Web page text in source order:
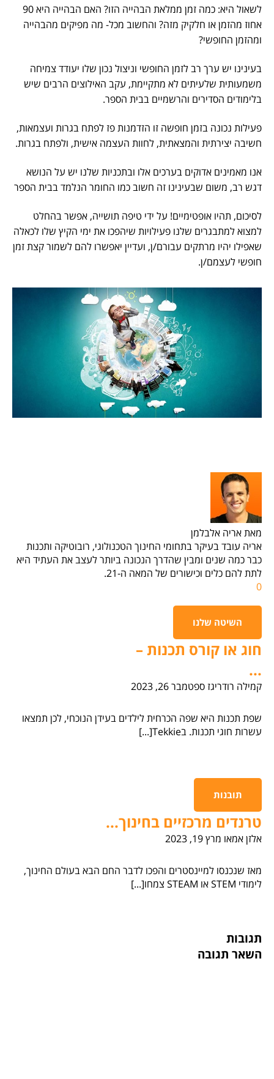
לשאול היא: כמה זמן ממלאת הבהייה הזו? האם הבהייה היא 90
אחוז מהזמן או חלקיק מזה? והחשוב מכל- מה מפיקים מהבהייה
ומהזמן החופשי?
בעינינו יש ערך רב לזמן החופשי וניצול נכון שלו יעודד צמיחה
משמעותית שלעיתים לא מתקיימת, עקב האילוצים הרבים שיש
בלימודים הסדירים והרשמיים בבית הספר.
פעילות נכונה בזמן חופשה זו הזדמנות פז לפתח בגרות ועצמאות,
חשיבה יצירתית והמצאתית, לחוות העצמה אישית, ולפתח בגרות.
אנו מאמינים אדוקים בערכים אלו ובתכניות שלנו יש על הנושא
דגש רב, משום שבעינינו זה חשוב כמו החומר הנלמד בבית הספר
לסיכום, תהיו אופטימיים! על ידי טיפה תושייה, אפשר בהחלט
למצוא למתבגרים שלנו פעילויות שיהפכו את ימי הקיץ שלו לכאלה
שאפילו יהיו מרתקים עבורם/ן, ועדיין יאפשרו להם לשמור קצת זמן
חופשי לעצמם/ן.
מאת אריה אלבלמן
אריה עובד בעיקר בתחומי החינוך הטכנולוגי, רובוטיקה ותכנות
כבר כמה שנים ומבין שהדרך הנכונה ביותר לעצב את העתיד היא
לתת להם כלים וכישורים של המאה ה-21.
0
השיטה שלנו
חוג או קורס תכנות –
...
קמילה רודריגזספטמבר 26, 2023
שפת תכנות היא שפה הכרחית לילדים בעידן הנוכחי, לכן תמצאו
עשרות חוגי תכנות. בTekkie[...]
תובנות
טרנדים מרכזיים בחינוך...
אלזן אמאו מרץ 19, 2023
מאז שנכנסו למיינסטרים והפכו לדבר החם הבא בעולם החינוך,
לימודי STEM או STEAM צמחו[...]
תגובות
השאר תגובה